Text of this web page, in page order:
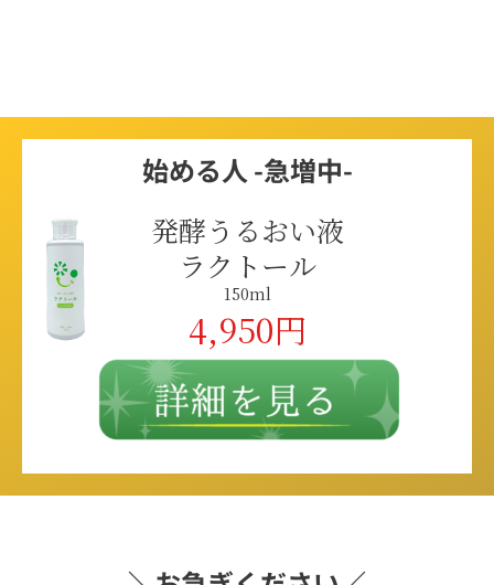
始める人 -急増中-
発酵うるおい液
ラクトール
150ml
4,950円